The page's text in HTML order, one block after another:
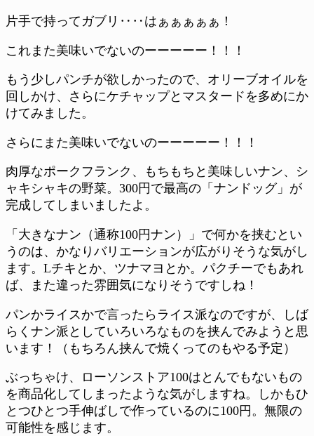
片手で持ってガブリ‥‥はぁぁぁぁぁ！
これまた美味いでないのーーーーー！！！
もう少しパンチが欲しかったので、オリーブオイルを
回しかけ、さらにケチャップとマスタードを多めにか
けてみました。
さらにまた美味いでないのーーーーー！！！
肉厚なポークフランク、もちもちと美味しいナン、シ
ャキシャキの野菜。300円で最高の「ナンドッグ」が
完成してしまいましたよ。
「大きなナン（通称100円ナン）」で何かを挟むとい
うのは、かなりバリエーションが広がりそうな気がし
ます。Lチキとか、ツナマヨとか。パクチーでもあれ
ば、また違った雰囲気になりそうですしね！
パンかライスかで言ったらライス派なのですが、しば
らくナン派としていろいろなものを挟んでみようと思
います！（もちろん挟んで焼くってのもやる予定）
ぶっちゃけ、ローソンストア100はとんでもないもの
を商品化してしまったような気がしますね。しかもひ
とつひとつ手伸ばしで作っているのに100円。無限の
可能性を感じます。